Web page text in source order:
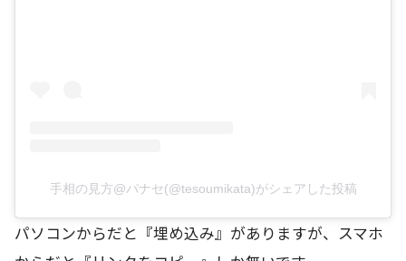
手相の見方@パナセ(@tesoumikata)がシェアした投稿
パソコンからだと『埋め込み』がありますが、スマホ